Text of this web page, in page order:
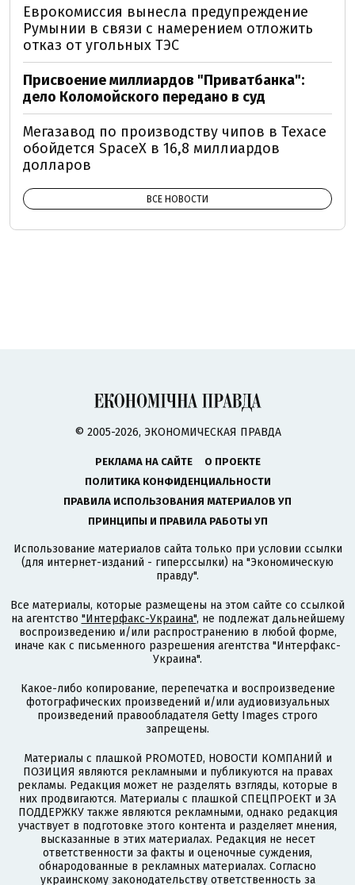
Еврокомиссия вынесла предупреждение
Румынии в связи с намерением отложить
отказ от угольных ТЭС
Присвоение миллиардов "Приватбанка":
дело Коломойского передано в суд
Мегазавод по производству чипов в Техасе
обойдется SpaceX в 16,8 миллиардов
долларов
ВСЕ НОВОСТИ
© 2005-2026, ЭКОНОМИЧЕСКАЯ ПРАВДА
РЕКЛАМА НА САЙТЕ
О ПРОЕКТЕ
ПОЛИТИКА КОНФИДЕНЦИАЛЬНОСТИ
ПРАВИЛА ИСПОЛЬЗОВАНИЯ МАТЕРИАЛОВ УП
ПРИНЦИПЫ И ПРАВИЛА РАБОТЫ УП
Использование материалов сайта только при условии ссылки
(для интернет-изданий - гиперссылки) на "Экономическую
правду".
Все материалы, которые размещены на этом сайте со ссылкой
на агентство "Интерфакс-Украина", не подлежат дальнейшему
воспроизведению и/или распространению в любой форме,
иначе как с письменного разрешения агентства "Интерфакс-
Украина".
Какое-либо копирование, перепечатка и воспроизведение
фотографических произведений и/или аудиовизуальных
произведений правообладателя Getty Images строго
запрещены.
Материалы с плашкой PROMOTED, НОВОСТИ КОМПАНИЙ и
ПОЗИЦИЯ являются рекламными и публикуются на правах
рекламы. Редакция может не разделять взгляды, которые в
них продвигаются. Материалы с плашкой СПЕЦПРОЕКТ и ЗА
ПОДДЕРЖКУ также являются рекламными, однако редакция
участвует в подготовке этого контента и разделяет мнения,
высказанные в этих материалах. Редакция не несет
ответственности за факты и оценочные суждения,
обнародованные в рекламных материалах. Согласно
украинскому законодательству ответственность за